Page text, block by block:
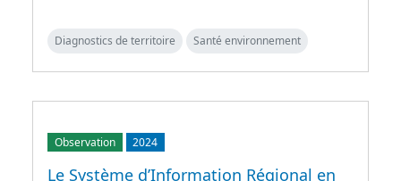
Diagnostics de territoire Santé environnement
Observation 2024
Le Système d’Information Régional en